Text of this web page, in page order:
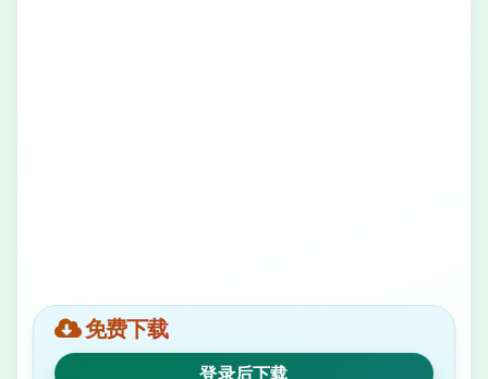
免费下载
登录后下载